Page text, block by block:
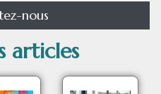
nous
articles